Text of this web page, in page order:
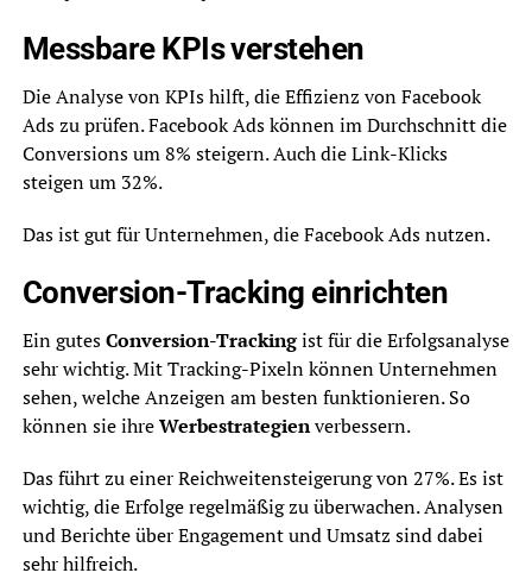
Messbare KPIs verstehen
Die Analyse von KPIs hilft, die Effizienz von Facebook
Ads zu prüfen. Facebook Ads können im Durchschnitt die
Conversions um 8% steigern. Auch die Link-Klicks
steigen um 32%.
Das ist gut für Unternehmen, die Facebook Ads nutzen.
Conversion-Tracking einrichten
Ein gutesConversion-Trackingist für die Erfolgsanalyse
sehr wichtig. Mit Tracking-Pixeln können Unternehmen
sehen, welche Anzeigen am besten funktionieren. So
können sie ihreWerbestrategienverbessern.
Das führt zu einer Reichweitensteigerung von 27%. Es ist
wichtig, die Erfolge regelmäßig zu überwachen. Analysen
und Berichte über Engagement und Umsatz sind dabei
sehr hilfreich.